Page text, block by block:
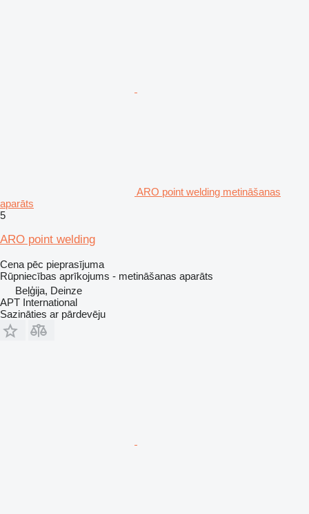
ARO point welding metināšanas
aparāts
5
ARO point welding
Cena pēc pieprasījuma
Rūpniecības aprīkojums - metināšanas aparāts
Beļģija, Deinze
APT International
Sazināties ar pārdevēju